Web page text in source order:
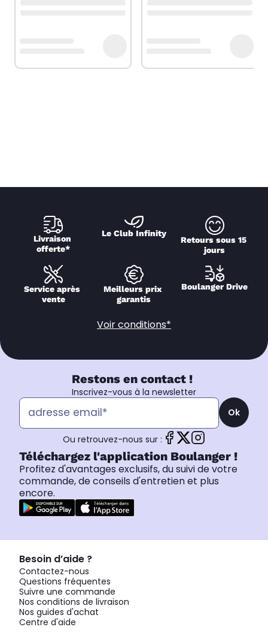
Livraison
offerte*
Le Club Infinity
Retours sous 15
jours
Service après
vente
Meilleurs prix
garantis
Boulanger Drive
Voir conditions*
Restons en contact !
Inscrivez-vous à la newsletter
Ok
Ou retrouvez-nous sur :
Téléchargez l'application Boulanger !
Profitez d'avantages exclusifs, du suivi de votre
commande, de conseils d'entretien et plus
encore.
Besoin d’aide ?
Contactez-nous
Questions fréquentes
Suivre une commande
Nos conditions de livraison
Nos guides d'achat
Centre d'aide